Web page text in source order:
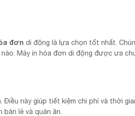
đơn di động là lựa chọn tốt nhất.
Máy in hóa đơn di động được ưa
này giúp tiết kiệm chi phí và thời
lẻ và quán ăn.